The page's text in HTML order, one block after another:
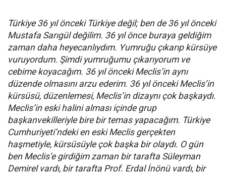
Türkiye 36 yıl önceki Türkiye değil; ben de 36 yıl önceki
Mustafa Sarıgül değilim. 36 yıl önce buraya geldiğim
zaman daha heyecanlıydım. Yumruğu çıkarıp kürsüye
vuruyordum. Şimdi yumruğumu çıkarıyorum ve
cebime koyacağım. 36 yıl önceki Meclis’in aynı
düzende olmasını arzu ederim. 36 yıl önceki Meclis’in
kürsüsü, düzenlemesi, Meclis’in dizaynı çok başkaydı.
Meclis’in eski halini alması içinde grup
başkanvekilleriyle bire bir temas yapacağım. Türkiye
Cumhuriyeti’ndeki en eski Meclis gerçekten
haşmetiyle, kürsüsüyle çok başka bir olaydı. O gün
ben Meclis’e girdiğim zaman bir tarafta Süleyman
Demirel vardı, bir tarafta Prof. Erdal İnönü vardı, bir